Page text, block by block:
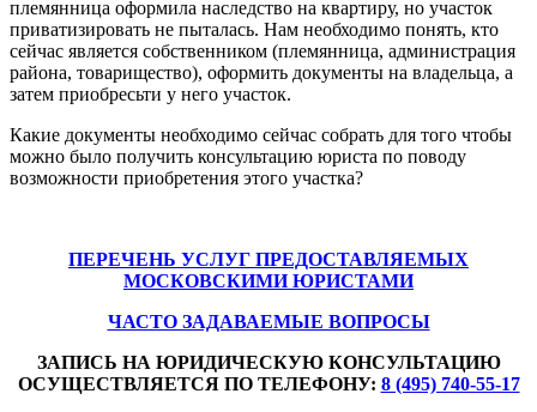
племянница оформила наследство на квартиру, но участок
приватизировать не пыталась. Нам необходимо понять, кто
сейчас является собственником (племянница, администрация
района, товарищество), оформить документы на владельца, а
затем приобресьти у него участок.
Какие документы необходимо сейчас собрать для того чтобы
можно было получить консультацию юриста по поводу
возможности приобретения этого участка?
ПЕРЕЧЕНЬ УСЛУГ ПРЕДОСТАВЛЯЕМЫХ
МОСКОВСКИМИ ЮРИСТАМИ
ЧАСТО ЗАДАВАЕМЫЕ ВОПРОСЫ
ЗАПИСЬ НА ЮРИДИЧЕСКУЮ КОНСУЛЬТАЦИЮ
ОСУЩЕСТВЛЯЕТСЯ ПО ТЕЛЕФОНУ: 8 (495) 740-55-17